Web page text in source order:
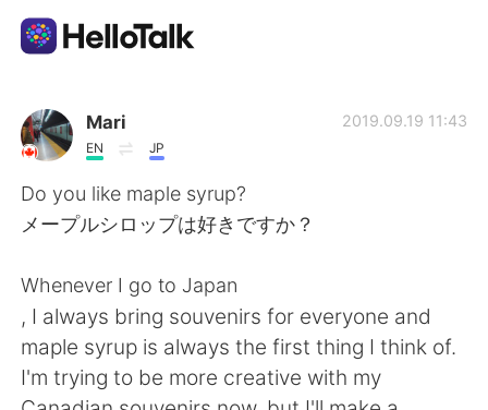
語言交換應用
AI Grammar Checker
繁體中文
English 简体中文
Español العربية
Mari
EN JP
2019.09.19 11:43
Do you like maple syrup?
メープルシロップは好きですか？
Whenever I go to Japan
, I always bring souvenirs for everyone and
maple syrup is always the first thing I think of.
I'm trying to be more creative with my